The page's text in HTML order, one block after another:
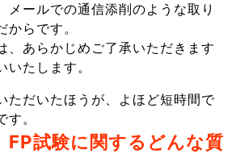
メールでの通信添削のような取り
らです。
、あらかじめご了承いただきます
いたします。
ただいたほうが、よほど短時間で
。
FP試験に関するどんな質